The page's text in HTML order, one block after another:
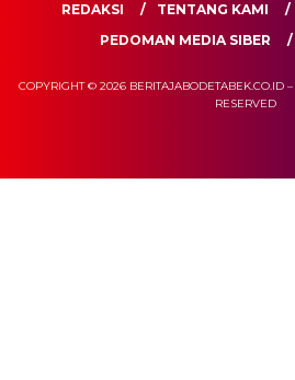
REDAKSI TENTANG KAMI
PEDOMAN MEDIA SIBER
COPYRIGHT © 2026 BERITAJABODETABEK.CO.ID
RESERVED